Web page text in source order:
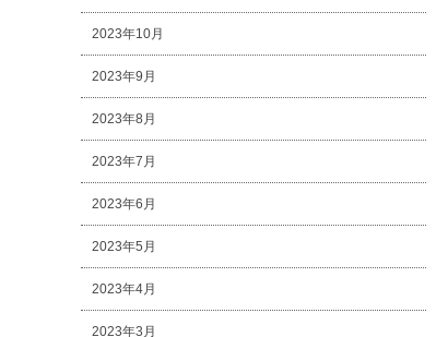
2023年10月
2023年9月
2023年8月
2023年7月
2023年6月
2023年5月
2023年4月
2023年3月